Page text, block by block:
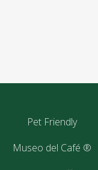
Pet Friendly
Museo del Café ®